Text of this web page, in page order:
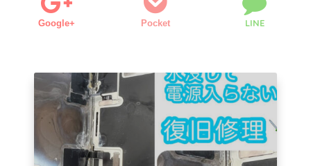
Google+ Pocket LINE